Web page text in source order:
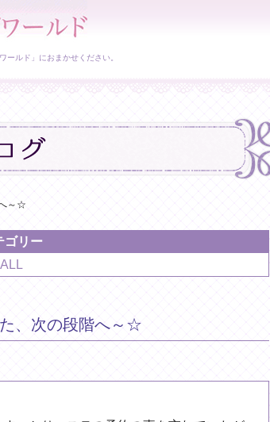
ールド」におまかせください。
～☆
、次の段階へ～☆
ゴリー
ALL